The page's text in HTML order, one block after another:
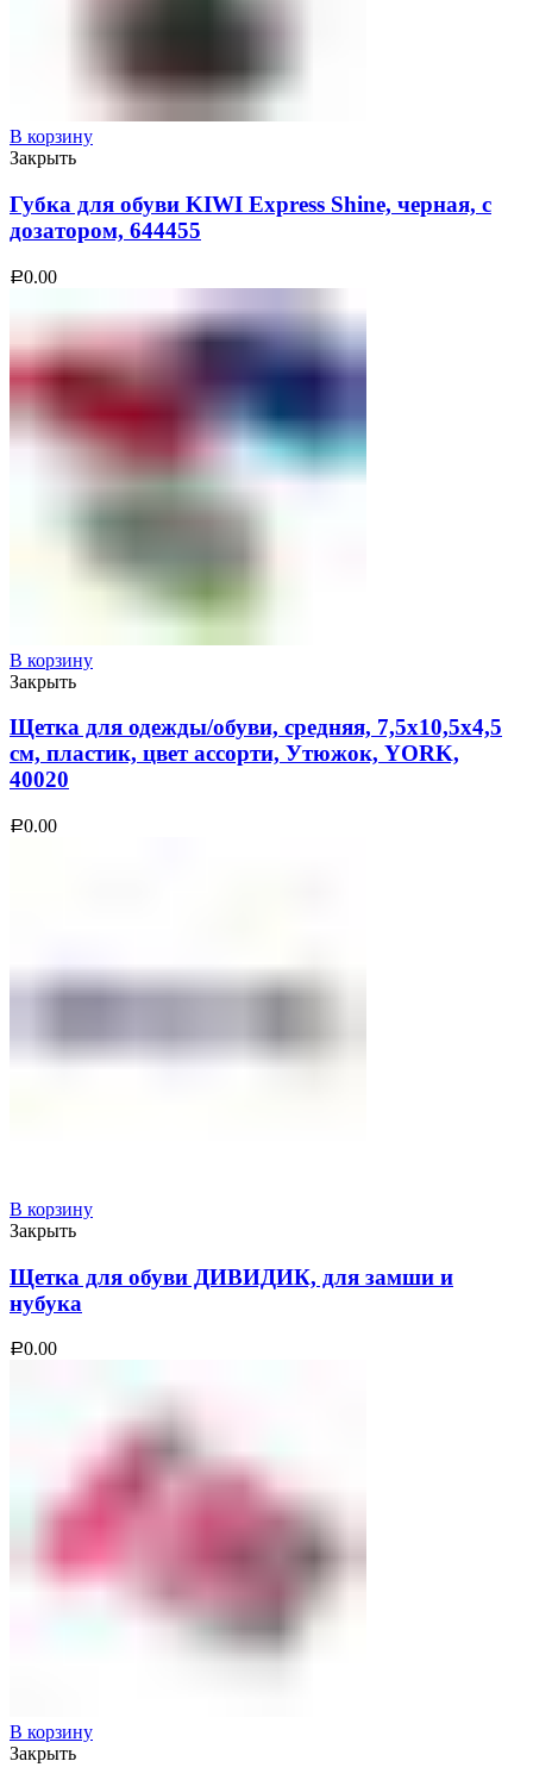
В корзину
Закрыть
Губка для обуви KIWI Express Shine, черная, с
дозатором, 644455
Р0.00
В корзину
Закрыть
Щетка для одежды/обуви, средняя, 7,5х10,5х4,5
см, пластик, цвет ассорти, Утюжок, YORK,
40020
Р0.00
В корзину
Закрыть
Щетка для обуви ДИВИДИК, для замши и
нубука
Р0.00
В корзину
Закрыть